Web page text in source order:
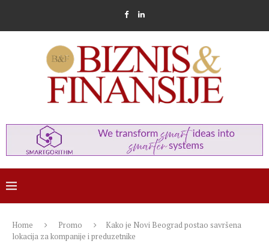
Home Promo
Kako je Novi Beograd postao savršena
lokacija za kompanije i preduzetnike